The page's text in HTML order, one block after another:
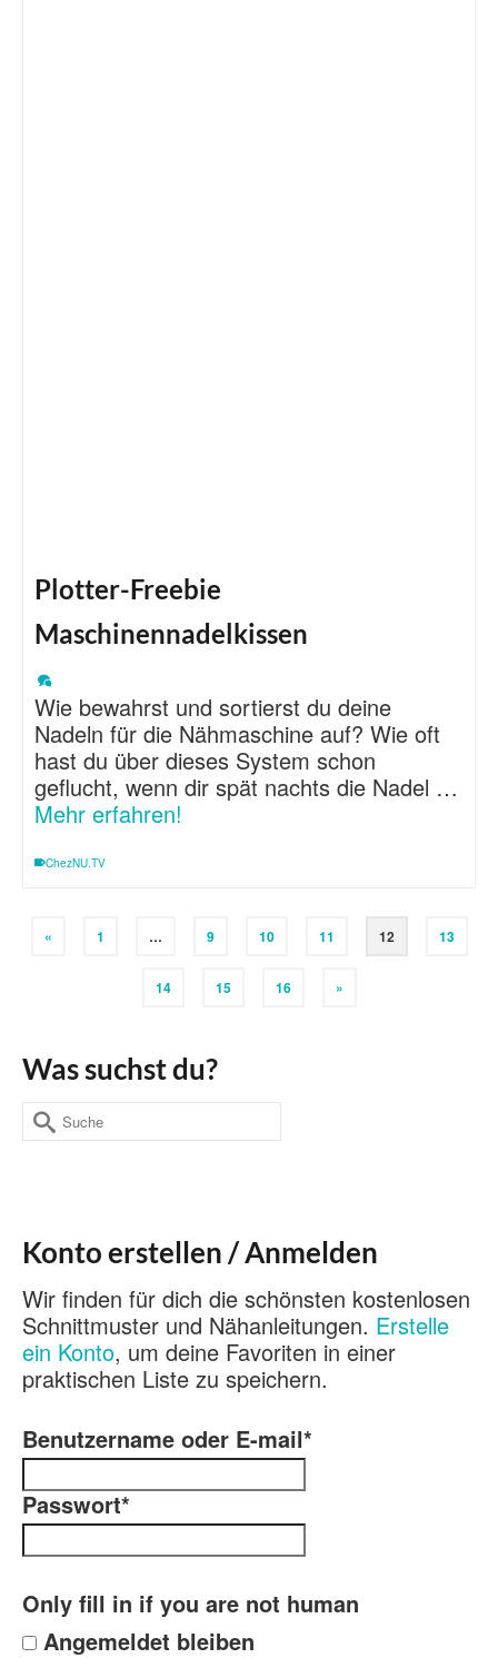
Plotter-Freebie
Maschinennadelkissen
Wie bewahrst und sortierst du deine
Nadeln für die Nähmaschine auf? Wie oft
hast du über dieses System schon
geflucht, wenn dir spät nachts die Nadel …
Mehr erfahren!
ChezNU.TV
« 1 … 9 10 11 12 13
14 15 16 »
Was suchst du?
Suche
nach:
Konto erstellen / Anmelden
Wir finden für dich die schönsten kostenlosen
Schnittmuster und Nähanleitungen. Erstelle
ein Konto, um deine Favoriten in einer
praktischen Liste zu speichern.
Benutzername oder E-mail*
Passwort*
Only fill in if you are not human
Angemeldet bleiben